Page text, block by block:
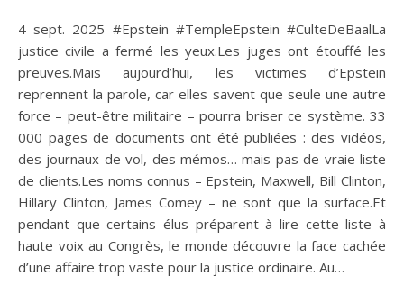
4 sept. 2025 #Epstein #TempleEpstein #CulteDeBaalLa
justice civile a fermé les yeux.Les juges ont étouffé les
preuves.Mais aujourd’hui, les victimes d’Epstein
reprennent la parole, car elles savent que seule une autre
force – peut-être militaire – pourra briser ce système. 33
000 pages de documents ont été publiées : des vidéos,
des journaux de vol, des mémos… mais pas de vraie liste
de clients.Les noms connus – Epstein, Maxwell, Bill Clinton,
Hillary Clinton, James Comey – ne sont que la surface.Et
pendant que certains élus préparent à lire cette liste à
haute voix au Congrès, le monde découvre la face cachée
d’une affaire trop vaste pour la justice ordinaire. Au…